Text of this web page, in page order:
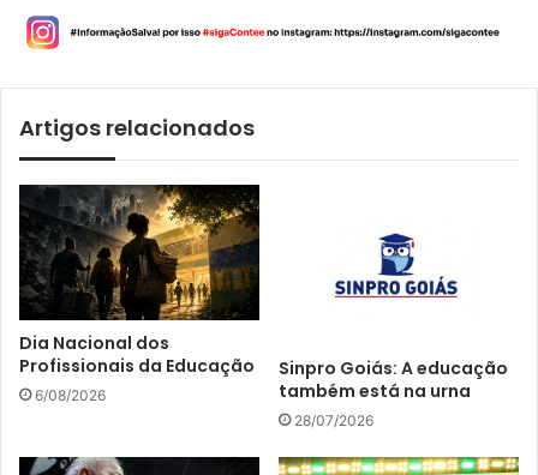
Artigos relacionados
Dia Nacional dos
Profissionais da Educação
6/08/2026
Sinpro Goiás: A educação
também está na urna
28/07/2026